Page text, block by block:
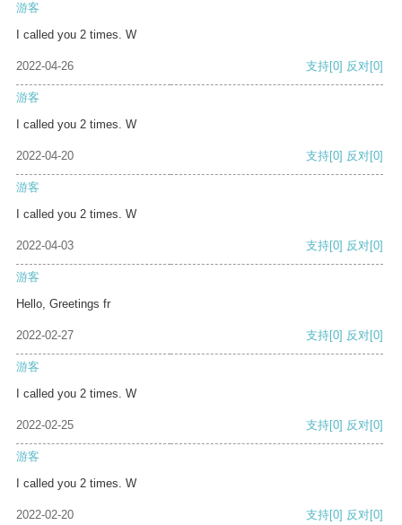
游客
I called you 2 times. W
2022-04-26 支持[0] 反对[0]
游客
I called you 2 times. W
2022-04-20 支持[0] 反对[0]
游客
I called you 2 times. W
2022-04-03 支持[0] 反对[0]
游客
Hello, Greetings fr
2022-02-27 支持[0] 反对[0]
游客
I called you 2 times. W
2022-02-25 支持[0] 反对[0]
游客
I called you 2 times. W
2022-02-20 支持[0] 反对[0]